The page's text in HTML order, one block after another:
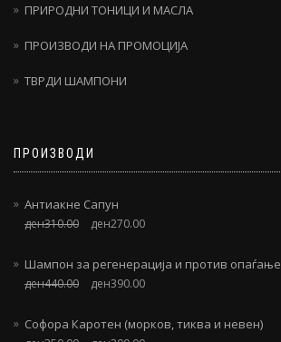
ПРИРОДНИ ТОНИЦИ И МАСЛА
ПРОИЗВОДИ НА ПРОМОЦИЈА
ТВРДИ ШАМПОНИ
ПРОИЗВОДИ
Антиакне Сапун
ден310.00 ден270.00
Шампон за регенерација и против опаѓање
ден440.00 ден390.00
Софора Каротен (морков, тиква и невен)